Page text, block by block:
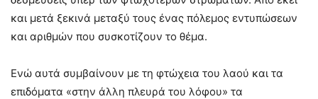
και μετά ξεκινά μεταξύ τους ένας πόλεμος εντυπώσεων
και αριθμών που συσκοτίζουν το θέμα.
Ενώ αυτά συμβαίνουν με τη φτώχεια του λαού και τα
επιδόματα «στην άλλη πλευρά του λόφου» τα